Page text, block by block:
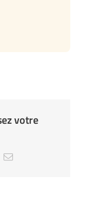
votre
Email